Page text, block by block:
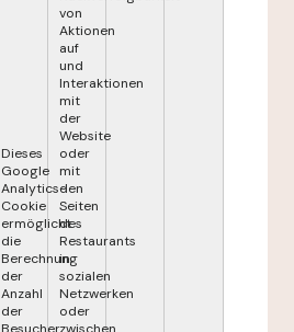
Dieses
Google
Analytics-
Cookie
ermöglicht
die
Berechnung
der
Anzahl
der
von
Aktionen
auf
und
Interaktionen
mit
der
Website
oder
mit
den
Seiten
des
Restaurants
in
sozialen
Netzwerken
oder